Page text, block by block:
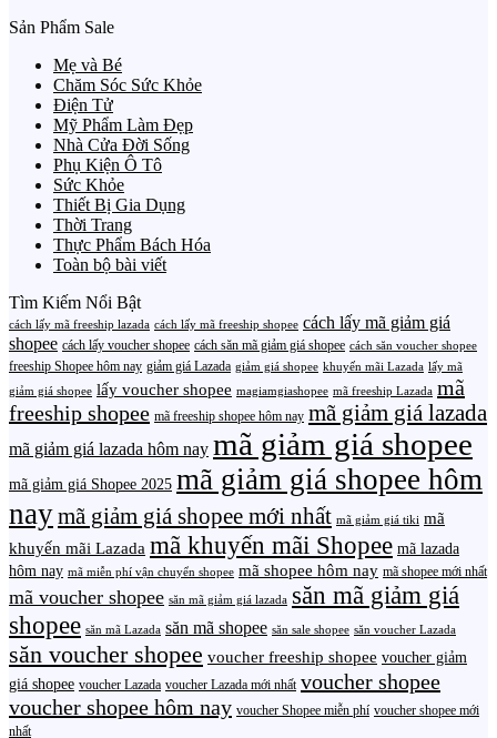
Sản Phẩm Sale
Mẹ và Bé
Chăm Sóc Sức Khỏe
Điện Tử
Mỹ Phẩm Làm Đẹp
Nhà Cửa Đời Sống
Phụ Kiện Ô Tô
Sức Khỏe
Thiết Bị Gia Dụng
Thời Trang
Thực Phẩm Bách Hóa
Toàn bộ bài viết
Tìm Kiếm Nổi Bật
cách lấy mã freeship lazada cách lấy mã freeship shopee cách lấy mã giảm giá
shopee cách lấy voucher shopee cách săn mã giảm giá shopee cách săn voucher shopee
freeship Shopee hôm nay giảm giá Lazada giảm giá shopee khuyến mãi Lazada lấy mã
giảm giá shopee lấy voucher shopee magiamgiashopee mã freeship Lazada mã
freeship shopee mã freeship shopee hôm nay mã giảm giá lazada
mã giảm giá lazada hôm nay mã giảm giá shopee
mã giảm giá Shopee 2025 mã giảm giá shopee hôm
naymã giảm giá shopee mới nhất mã giảm giá tiki mã
khuyến mãi Lazada mã khuyến mãi Shopee mã lazada
hôm nay mã miễn phí vận chuyển shopee mã shopee hôm nay mã shopee mới nhất
mã voucher shopee săn mã giảm giá lazada săn mã giảm giá
shopee săn mã Lazada săn mã shopee săn sale shopee săn voucher Lazada
săn voucher shopee voucher freeship shopee voucher giảm
giá shopee voucher Lazada voucher Lazada mới nhất voucher shopee
voucher shopee hôm nay voucher Shopee miễn phí voucher shopee mới
nhất